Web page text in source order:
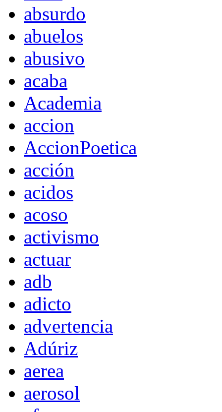
absurdo
abuelos
abusivo
acaba
Academia
accion
AccionPoetica
acción
acidos
acoso
activismo
actuar
adb
adicto
advertencia
Adúriz
aerea
aerosol